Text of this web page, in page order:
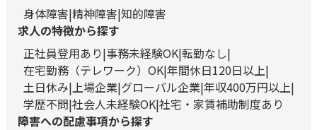
身体障害 精神障害 知的障害
求人の特徴から探す
正社員登用あり 事務未経験OK 転勤なし
在宅勤務（テレワーク）OK 年間休日120日以上
土日休み 上場企業 グローバル企業 年収400万円以上
学歴不問 社会人未経験OK 社宅・家賃補助制度あり
障害への配慮事項から探す